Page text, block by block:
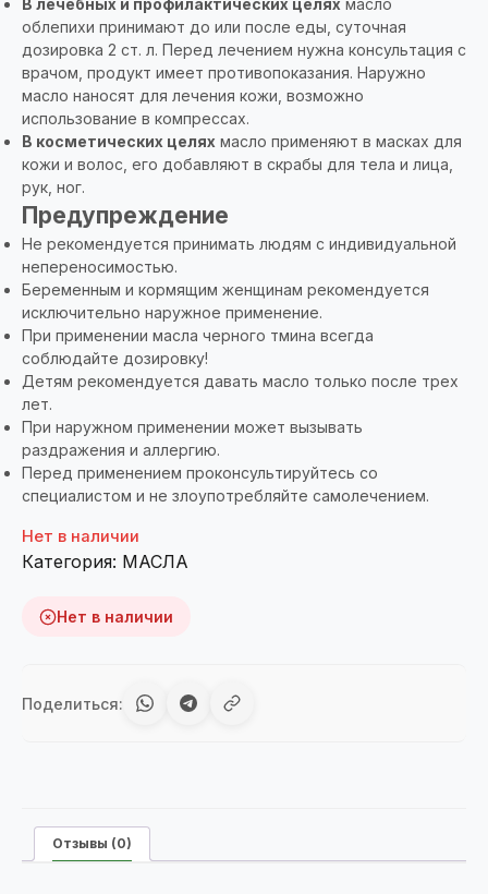
В лечебных и профилактических целях масло
облепихи принимают до или после еды, суточная
дозировка 2 ст. л. Перед лечением нужна консультация с
врачом, продукт имеет противопоказания. Наружно
масло наносят для лечения кожи, возможно
использование в компрессах.
В косметических целях масло применяют в масках для
кожи и волос, его добавляют в скрабы для тела и лица,
рук, ног.
Предупреждение
Не рекомендуется принимать людям с индивидуальной
непереносимостью.
Беременным и кормящим женщинам рекомендуется
исключительно наружное применение.
При применении масла черного тмина всегда
соблюдайте дозировку!
Детям рекомендуется давать масло только после трех
лет.
При наружном применении может вызывать
раздражения и аллергию.
Перед применением проконсультируйтесь со
специалистом и не злоупотребляйте самолечением.
Нет в наличии
Категория: МАСЛА
Нет в наличии
Поделиться:
Отзывы (0)